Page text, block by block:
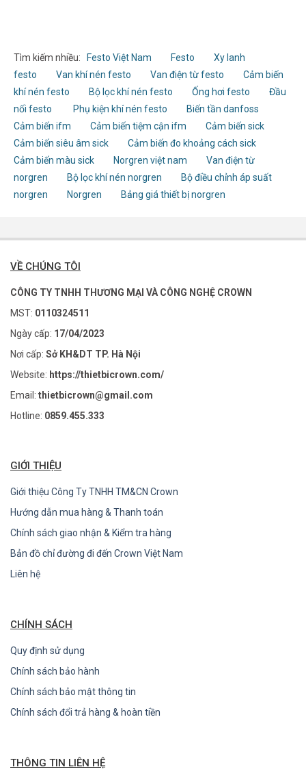
Tìm kiếm nhiều: Festo Việt Nam Festo
Xy lanh
festo
Van khí nén festo Van điện từ festo
Cảm biến
khí nén festo
Bộ lọc khí nén festo Ống hơi festo
Đầu
nối festo
Phụ kiện khí nén festo
Biến tần danfoss
Cảm biến ifm
Cảm biến tiệm cận ifm
Cảm biến sick
Cảm biến siêu âm sick
Cảm biến đo khoảng cách sick
Cảm biến màu sick
Norgren việt nam
Van điện từ
norgren
Bộ lọc khí nén norgren
Bộ điều chỉnh áp suất
norgren
Norgren Bảng giá thiết bị norgren
VỀ CHÚNG TÔI
CÔNG TY TNHH THƯƠNG MẠI VÀ CÔNG NGHỆ CROWN
MST: 0110324511
Ngày cấp: 17/04/2023
Nơi cấp: Sở KH&DT TP. Hà Nội
Website: https://thietbicrown.com/
Email: thietbicrown@gmail.com
Hotline: 0859.455.333
GIỚI THIỆU
Giới thiệu Công Ty TNHH TM&CN Crown
Hướng dẫn mua hàng & Thanh toán
Chính sách giao nhận & Kiểm tra hàng
Bản đồ chỉ đường đi đến Crown Việt Nam
Liên hệ
CHÍNH SÁCH
Quy định sử dụng
Chính sách bảo hành
Chính sách bảo mật thông tin
Chính sách đổi trả hàng & hoàn tiền
THÔNG TIN LIÊN HỆ